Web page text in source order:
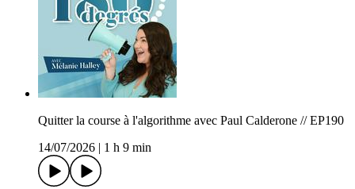
Quitter la course à l'algorithme avec Paul Calderone // EP190
14/07/2026
1 h 9 min